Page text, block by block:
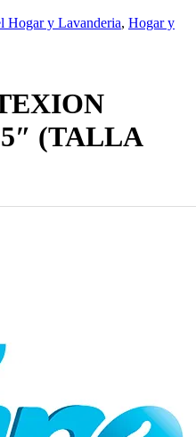
Hogar y Lavanderia, Hogar y
(TALLA